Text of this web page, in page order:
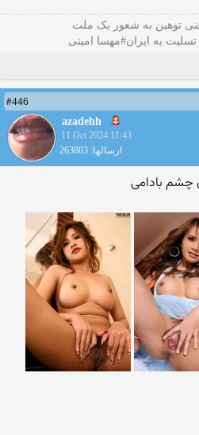
توهین به شعور یک ملت
به ایران#مهسا امینی
#446
azadehh
11 Oct 2024 11:43
ارسالها: 263803
چشم بادامی